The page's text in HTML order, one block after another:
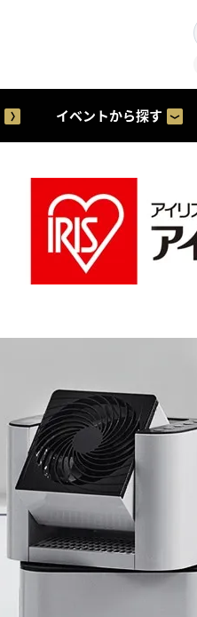
イベントから探す